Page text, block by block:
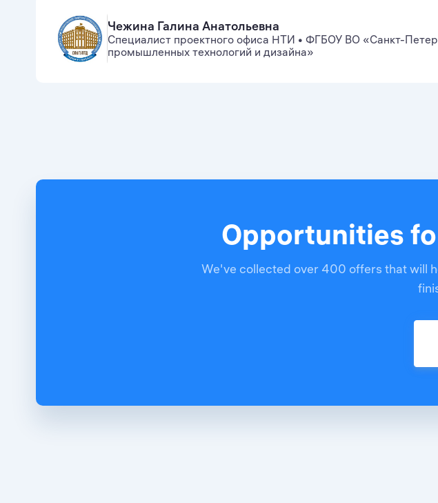
Чежина Галина Анатольевна
Специалист проектного офиса НТИ • ФГБОУ ВО «Санкт-
промышленных технологий и дизайна»
Opportunities
We've collected over 400 offers that will